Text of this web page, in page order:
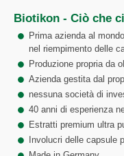
Biotikon - Ciò che
Prima azienda al
nel riempimento delle
Produzione propria da
Azienda gestita dal
nessuna società di
40 anni di esperienza
Estratti premium ultra
Involucri delle capsule